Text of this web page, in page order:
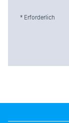
* Erforderlich